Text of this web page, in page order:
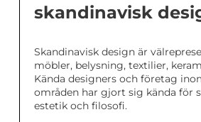
skandinavisk
Skandinavisk design är
möbler, belysning, textilier,
Kända designers och företag
områden har gjort sig kända för
estetik och filosofi.